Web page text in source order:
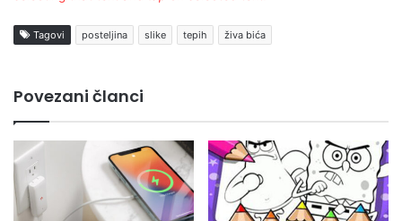
Tagovi posteljina slike tepih živa bića
Povezani članci